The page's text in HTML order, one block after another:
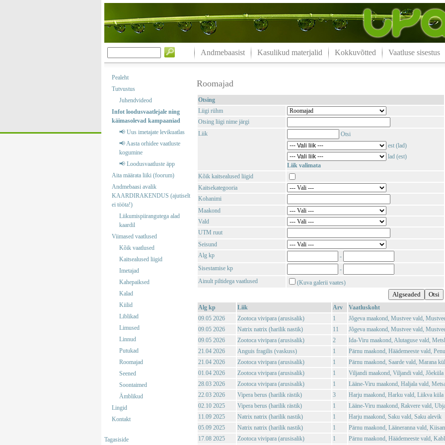
Andmebaasist Kasulikud materjalid Kokkuvõtted Vaatluse sisestus
Pealeht
Tutvustus
Juhendvideod
Infot loodusvaatlejale ning
käimasolevad kampaaniad
📢 Uus imetajate levikuatlas
📢 Aasta orhidee vaatluste
kogumine
📢 Loodusvaatluste äpp
Aita määrata liiki (foorum)
Andmebaasi avalik
KAARDIRAKENDUS (ajutiselt
ei tööta!)
Liikumispiirangutega alad
kaardil
Viimased vaatlused
Kõik vaatlused
Kaitsealused liigid
Imetajad
Kahepaiksed
Kalad
Kiilid
Liblikad
Limused
Linnud
Putukad
Roomajad
Seened
Soontaimed
Ämblikud
Lingid
Kontakt
Tagasiside
Roomajad
Otsing
Liigi rühm
Otsing liigi nime järgi
Liik
Otsi
est (lad)
lad (est)
Liik valimata
Kõik kaitsealused liigid
Kaitsekategooria
Kohanimi
Maakond
Vald
UTM ruut
Seisund
Alg kp
-
Sisestamise kp
-
Ainult piltidega vaatlused
(Kuva galerii vaates)
Alg kp Liik Arv
Vaatluskoht
09.05 2026
Zootoca vivipara (arusisalik) 1
Jõgeva maakond, Mustvee vald,
09.05 2026
Natrix natrix (harilik nastik) 11
Jõgeva maakond, Mustvee vald,
09.05 2026
Zootoca vivipara (arusisalik) 2
Ida-Viru maakond, Alutaguse vald,
21.04 2026
Anguis fragilis (vaskuss) 1
Pärnu maakond, Häädemeeste vald,
21.04 2026
Zootoca vivipara (arusisalik) 1
Pärnu maakond, Saarde vald, Marana
01.04 2026
Zootoca vivipara (arusisalik) 1
Viljandi maakond, Viljandi vald, Jõeküla
28.03 2026
Zootoca vivipara (arusisalik) 1
Lääne-Viru maakond, Haljala vald,
22.03 2026
Vipera berus (harilik rästik) 3
Harju maakond, Harku vald, Liikva küla
02.10 2025
Vipera berus (harilik rästik) 1
Lääne-Viru maakond, Rakvere vald,
11.09 2025
Natrix natrix (harilik nastik) 1
Harju maakond, Saku vald, Saku alevik
05.09 2025
Natrix natrix (harilik nastik) 1
Pärnu maakond, Lääneranna vald,
17.08 2025
Zootoca vivipara (arusisalik) 1 Pärnu maakond, Häädemeeste vald,